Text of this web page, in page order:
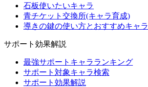
石板使いたいキャラ
青チケット交換所(キャラ育成)
導きの鍵の使い方とおすすめキャラ
サポート効果解説
最強サポートキャラランキング
サポート対象キャラ検索
サポート効果解説